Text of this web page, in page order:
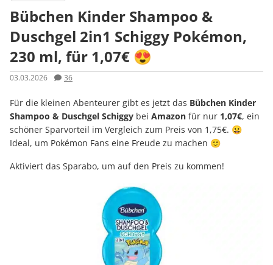
Bübchen Kinder Shampoo &
Duschgel 2in1 Schiggy Pokémon,
230 ml, für 1,07€ 😍
03.03.2026 36
Für die kleinen Abenteurer gibt es jetzt das Bübchen Kinder
Shampoo & Duschgel Schiggy bei Amazon für nur 1,07€, ein
schöner Sparvorteil im Vergleich zum Preis von 1,75€. 😀
Ideal, um Pokémon Fans eine Freude zu machen 🙂
Aktiviert das Sparabo, um auf den Preis zu kommen!